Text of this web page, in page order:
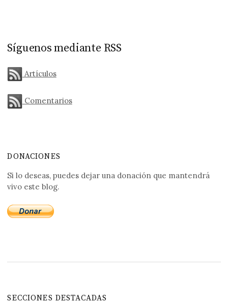
Síguenos mediante RSS
Artículos
Comentarios
DONACIONES
Si lo deseas, puedes dejar una donación que mantendrá
vivo este blog.
SECCIONES DESTACADAS